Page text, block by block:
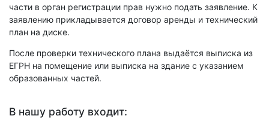
части в орган регистрации прав нужно подать заявление. К
заявлению прикладывается договор аренды и технический
план на диске.
После проверки технического плана выдаётся выписка из
ЕГРН на помещение или выписка на здание с указанием
образованных частей.
В нашу работу входит: